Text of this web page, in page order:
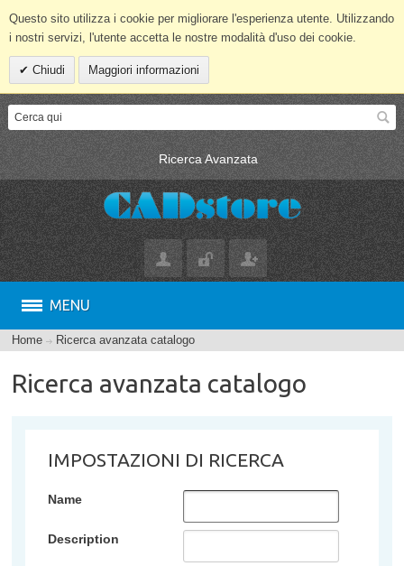
Questo sito utilizza i cookie per migliorare l'esperienza utente. Utilizzando
i nostri servizi, l'utente accetta le nostre modalità d'uso dei cookie.
Chiudi Maggiori informazioni
Ricerca Avanzata
MENU
Home Ricerca avanzata catalogo
Ricerca avanzata catalogo
IMPOSTAZIONI DI RICERCA
Name
Description